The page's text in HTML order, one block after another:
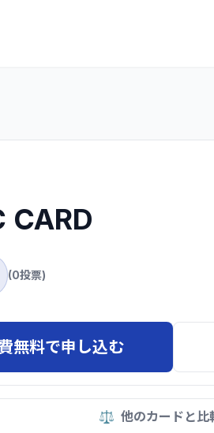
CARD
(0投票)
無料で申し込む
⚖️ 他のカードと比